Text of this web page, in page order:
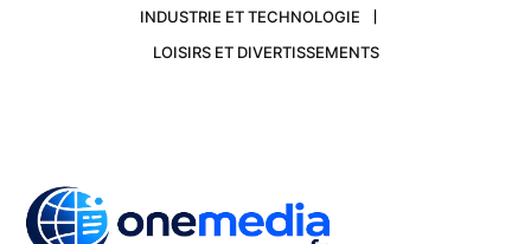
INDUSTRIE ET TECHNOLOGIE
LOISIRS ET DIVERTISSEMENTS